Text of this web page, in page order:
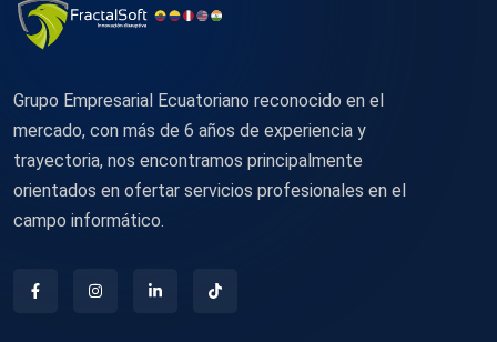
Grupo Empresarial Ecuatoriano reconocido en el
mercado, con más de 6 años de experiencia y
trayectoria, nos encontramos principalmente
orientados en ofertar servicios profesionales en el
campo informático.